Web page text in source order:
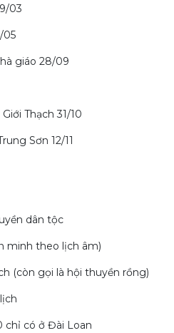
03
05
giáo 28/09
Thạch 31/10
Sơn 12/11
dân tộc
minh theo lịch âm)
(còn gọi là hội thuyền rồng)
chỉ có ở Đài Loan